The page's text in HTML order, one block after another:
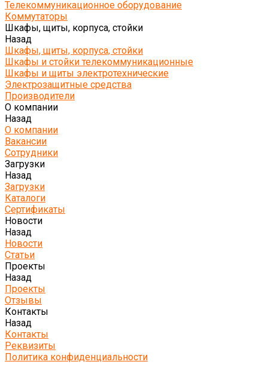
Телекоммуникационное оборудование
Коммутаторы
Шкафы, щиты, корпуса, стойки
Назад
Шкафы, щиты, корпуса, стойки
Шкафы и стойки телекоммуникационные
Шкафы и щиты электротехнические
Электрозащитные средства
Производители
О компании
Назад
О компании
Вакансии
Сотрудники
Загрузки
Назад
Загрузки
Каталоги
Сертификаты
Новости
Назад
Новости
Статьи
Проекты
Назад
Проекты
Отзывы
Контакты
Назад
Контакты
Реквизиты
Политика конфиденциальности